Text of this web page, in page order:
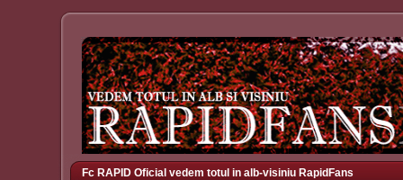
Fc RAPID Oficial vedem totul in alb-visiniu RapidFans